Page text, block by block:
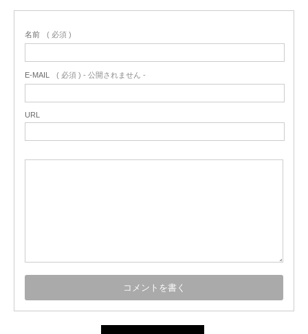
名前 ( 必須 )
E-MAIL ( 必須 ) - 公開されません -
URL